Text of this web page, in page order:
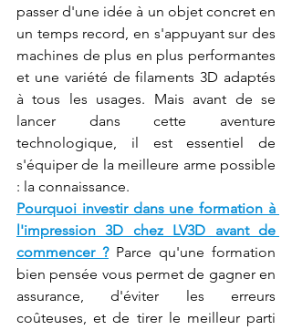
passer d'une idée à un objet concret en
un temps record, en s'appuyant sur des
machines de plus en plus performantes
et une variété de filaments 3D adaptés
à tous les usages. Mais avant de se
lancer dans cette aventure
technologique, il est essentiel de
s'équiper de la meilleure arme possible
: la connaissance.
Pourquoi investir dans une formation à
l'impression 3D chez LV3D avant de
commencer ? Parce qu'une formation
bien pensée vous permet de gagner en
assurance, d'éviter les erreurs
coûteuses, et de tirer le meilleur parti